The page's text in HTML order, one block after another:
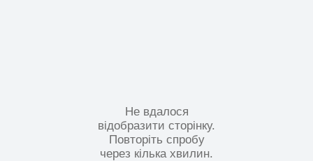
Не вдалося
відобразити сторінку.
Повторіть спробу
через кілька хвилин.